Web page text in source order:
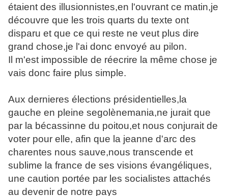
étaient des illusionnistes,en l'ouvrant ce matin,je
découvre que les trois quarts du texte ont
disparu et que ce qui reste ne veut plus dire
grand chose,je l'ai donc envoyé au pilon.
Il m'est impossible de réecrire la même chose je
vais donc faire plus simple.
Aux dernieres élections présidentielles,la
gauche en pleine segolènemania,ne jurait que
par la bécassinne du poitou,et nous conjurait de
voter pour elle, afin que la jeanne d'arc des
charentes nous sauve,nous transcende et
sublime la france de ses visions évangéliques,
une caution portée par les socialistes attachés
au devenir de notre pays